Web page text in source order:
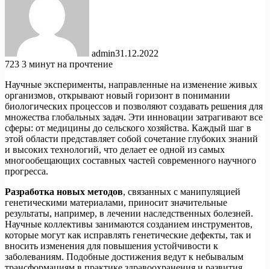
admin31.12.2022
723 3 минут на прочтение
Научные эксперименты, направленные на изменение живых
организмов, открывают новый горизонт в понимании
биологических процессов и позволяют создавать решения для
множества глобальных задач. Эти инновации затрагивают все
сферы: от медицины до сельского хозяйства. Каждый шаг в
этой области представляет собой сочетание глубоких знаний
и высоких технологий, что делает ее одной из самых
многообещающих составных частей современного научного
прогресса.
Разработка новых методов, связанных с манипуляцией
генетическими материалами, приносит значительные
результаты, например, в лечении наследственных болезней.
Научные коллективы занимаются созданием инструментов,
которые могут как исправлять генетические дефекты, так и
вносить изменения для повышения устойчивости к
заболеваниям. Подобные достижения ведут к небывалым